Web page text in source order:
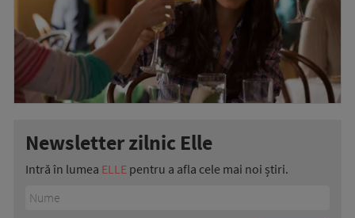
Newsletter zilnic Elle
Intră în lumea ELLE pentru a afla cele mai noi știri.